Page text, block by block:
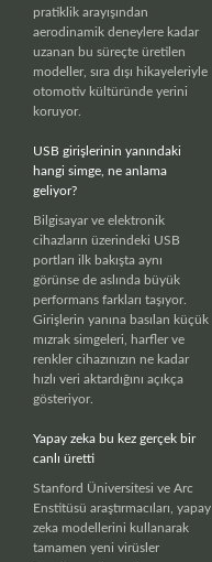
pratiklik arayışından
aerodinamik deneylere kadar
uzanan bu süreçte üretilen
modeller, sıra dışı hikayeleriyle
otomotiv kültüründe yerini
koruyor.
USB girişlerinin yanındaki
hangi simge, ne anlama
geliyor?
Bilgisayar ve elektronik
cihazların üzerindeki USB
portları ilk bakışta aynı
görünse de aslında büyük
performans farkları taşıyor.
Girişlerin yanına basılan küçük
mızrak simgeleri, harfler ve
renkler cihazınızın ne kadar
hızlı veri aktardığını açıkça
gösteriyor.
Yapay zeka bu kez gerçek bir
canlı üretti
Stanford Üniversitesi ve Arc
Enstitüsü araştırmacıları, yapay
zeka modellerini kullanarak
tamamen yeni virüsler